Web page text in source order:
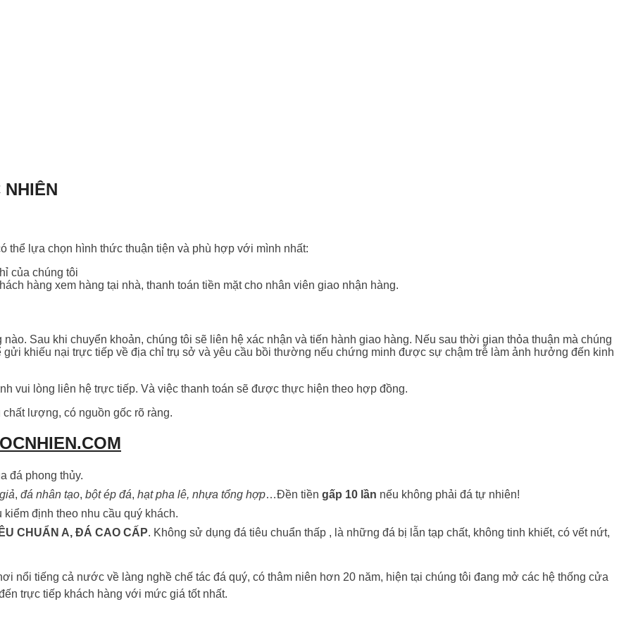
thể lựa chọn hình thức thuận tiện và phù hợp với mình nhất:
của chúng tôi
hàng xem hàng tại nhà, thanh toán tiền mặt cho nhân viên giao nhận hàng.
Sau khi chuyển khoản, chúng tôi sẽ liên hệ xác nhận và tiến hành giao hàng. Nếu sau thời gian thỏa thuận mà chúng
khiếu nại trực tiếp về địa chỉ trụ sở và yêu cầu bồi thường nếu chứng minh được sự chậm trễ làm ảnh hưởng đến kinh
vui lòng liên hệ trực tiếp. Và việc thanh toán sẽ được thực hiện theo hợp đồng.
lượng, có nguồn gốc rõ ràng.
đá phong thủy.
, đá nhân tạo, bột ép đá, hạt pha lê, nhựa tổng hợp…Đền tiền gấp 10 lần nếu không phải đá tự nhiên!
định theo nhu cầu quý khách.
CHUẨN A, ĐÁ CAO CẤP. Không sử dụng đá tiêu chuẩn thấp , là những đá bị lẫn tạp chất, không tinh khiết, có vết nứt,
nổi tiếng cả nước về làng nghề chế tác đá quý, có thâm niên hơn 20 năm, hiện tại chúng tôi đang mở các hệ thống cửa
trực tiếp khách hàng với mức giá tốt nhất.